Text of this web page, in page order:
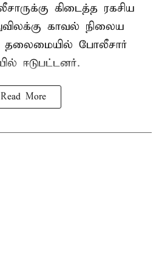
கிடைத்த ரகசிய
காவல் நிலைய
போலீசார்
ஈடுபட்டனர்.
Read More